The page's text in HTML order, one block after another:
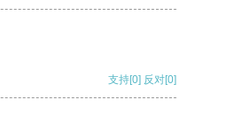
支持[0] 反对[0]